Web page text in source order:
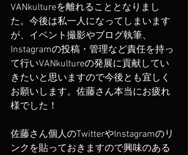
VANkultureを離れることとなりまし
た。今後は私一人になってしまいます
が、イベント撮影やブログ執筆、
Instagramの投稿・管理など責任を持っ
て行いVANkultureの発展に貢献してい
きたいと思いますので今後とも宜しく
お願いします。佐藤さん本当にお疲れ
様でした！
佐藤さん個人のTwitterやInstagramのリ
ンクを貼っておきますので興味のある